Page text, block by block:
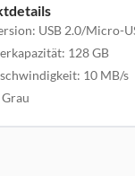
USB 2.0/Micro-
128 GB
10 MB/s